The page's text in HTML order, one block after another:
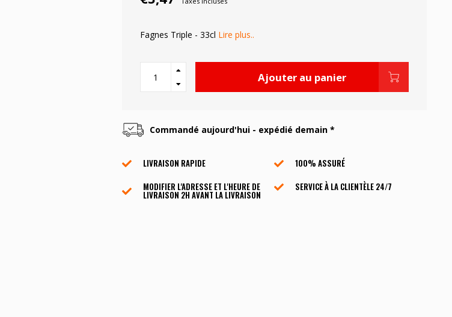
Fagnes Triple - 33cl Lire plus..
Ajouter au panier
Commandé aujourd'hui - expédié demain *
LIVRAISON RAPIDE
100% ASSURÉ
MODIFIER L'ADRESSE ET L'HEURE DE
LIVRAISON 2H AVANT LA LIVRAISON
SERVICE À LA CLIENTÈLE ​​24/7